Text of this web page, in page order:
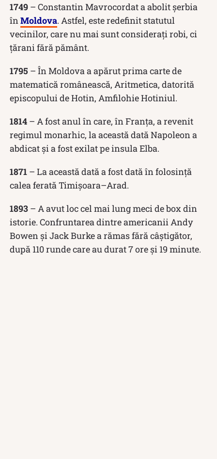
1749 – Constantin Mavrocordat a abolit șerbia
în Moldova. Astfel, este redefinit statutul
vecinilor, care nu mai sunt considerați robi, ci
țărani fără pământ.
1795 – În Moldova a apărut prima carte de
matematică românească, Aritmetica, datorită
episcopului de Hotin, Amfilohie Hotiniul.
1814 – A fost anul în care, în Franța, a revenit
regimul monarhic, la această dată Napoleon a
abdicat și a fost exilat pe insula Elba.
1871 – La această dată a fost dată în folosință
calea ferată Timișoara–Arad.
1893 – A avut loc cel mai lung meci de box din
istorie. Confruntarea dintre americanii Andy
Bowen și Jack Burke a rămas fără câștigător,
după 110 runde care au durat 7 ore și 19 minute.